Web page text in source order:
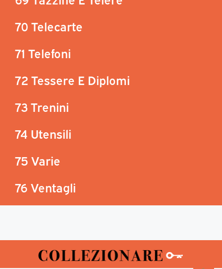
70 Telecarte
71 Telefoni
72 Tessere E Diplomi
73 Trenini
74 Utensili
75 Varie
76 Ventagli